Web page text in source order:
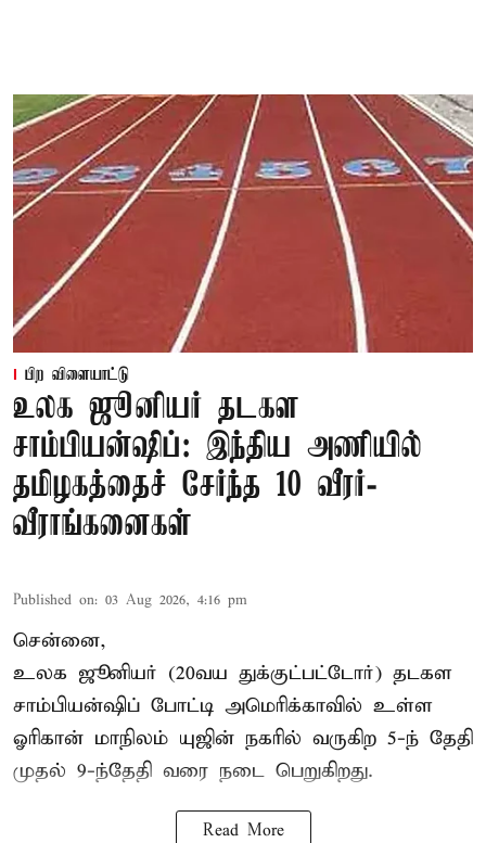
பிற விளையாட்டு
உலக ஜூனியர் தடகள
சாம்பியன்ஷிப்: இந்திய அணியில்
தமிழகத்தைச் சேர்ந்த 10 வீரர்-
வீராங்கனைகள்
Published on: 03 Aug 2026, 4:16 pm
சென்னை,
உலக ஜூனியர் (20வய துக்குட்பட்டோர்) தடகள
சாம்பியன்ஷிப் போட்டி அமெரிக்காவில் உள்ள
ஓரிகான் மாநிலம் யுஜின் நகரில் வருகிற 5-ந் தேதி
முதல் 9-ந்தேதி வரை நடை பெறுகிறது.
Read More